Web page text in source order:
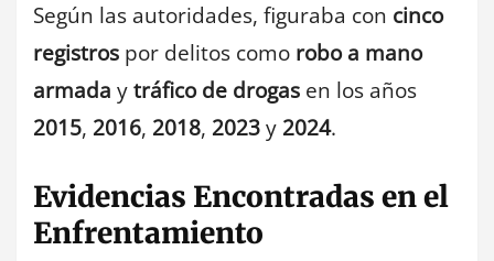
Según las autoridades, figuraba con cinco
registros por delitos como robo a mano
armada ytráfico de drogas en los años
2015, 2016, 2018, 2023y 2024.
Evidencias Encontradas en el
Enfrentamiento